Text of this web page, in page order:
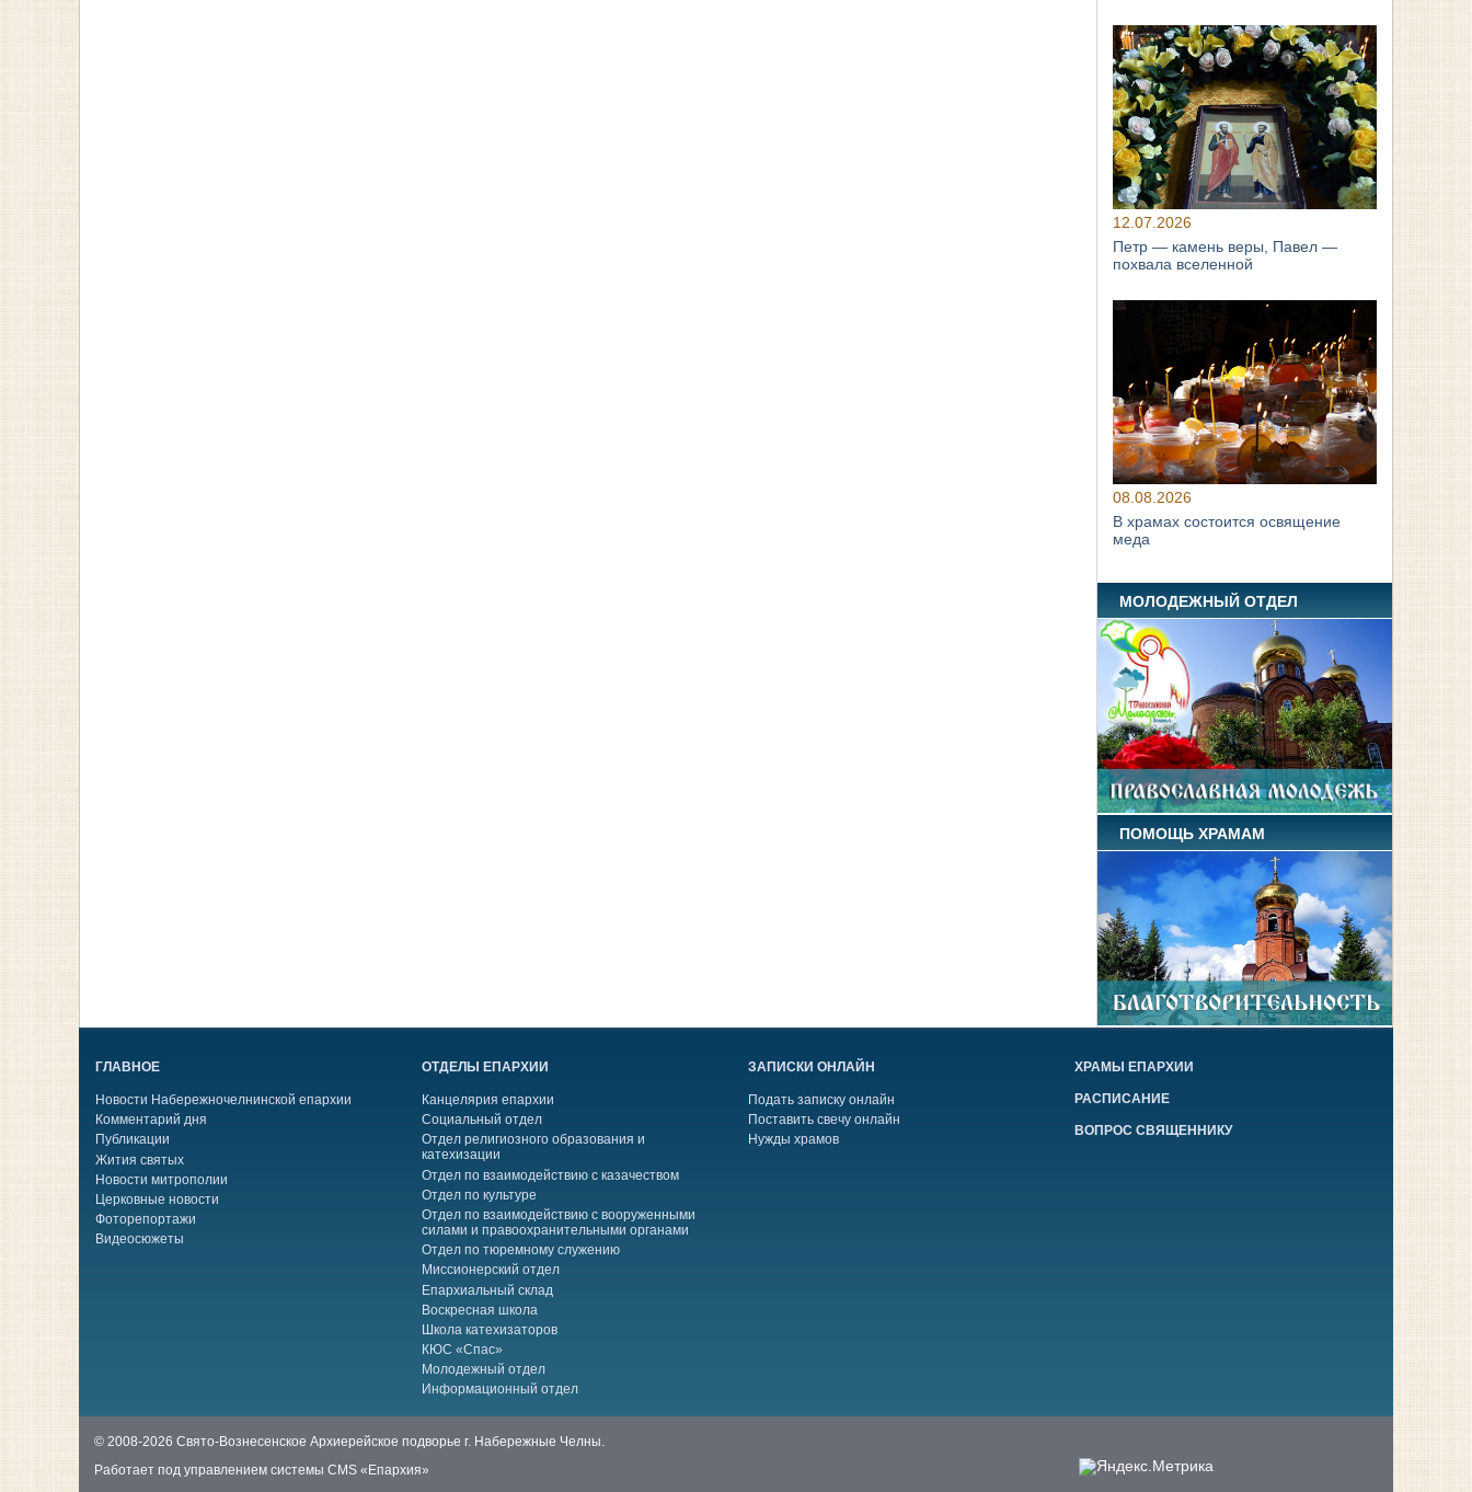
12.07.2026
Петр — камень веры, Павел —
похвала вселенной
08.08.2026
В храмах состоится освящение
меда
МОЛОДЕЖНЫЙ ОТДЕЛ
ПОМОЩЬ ХРАМАМ
ГЛАВНОЕ
Новости Набережночелнинской епархии
Комментарий дня
Публикации
Жития святых
Новости митрополии
Церковные новости
Фоторепортажи
Видеосюжеты
ОТДЕЛЫ ЕПАРХИИ
Канцелярия епархии
Социальный отдел
Отдел религиозного образования и
катехизации
Отдел по взаимодействию с казачеством
Отдел по культуре
Отдел по взаимодействию с вооруженными
силами и правоохранительными органами
Отдел по тюремному служению
Миссионерский отдел
Епархиальный склад
Воскресная школа
Школа катехизаторов
КЮС «Спас»
Молодежный отдел
Информационный отдел
ЗАПИСКИ ОНЛАЙН
Подать записку онлайн
Поставить свечу онлайн
Нужды храмов
ХРАМЫ ЕПАРХИИ
РАСПИСАНИЕ
ВОПРОС СВЯЩЕННИКУ
© 2008-2026 Свято-Вознесенское Архиерейское подворье г. Набережные Челны.
Работает под управлением системы CMS «Епархия»